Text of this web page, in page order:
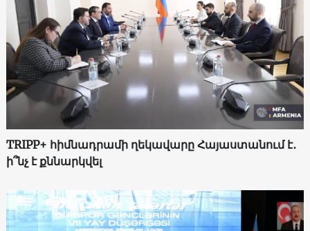
TRIPP+ հիմնադրամի ղեկավարը Հայաստանում է․
ի՞նչ է քննարկվել